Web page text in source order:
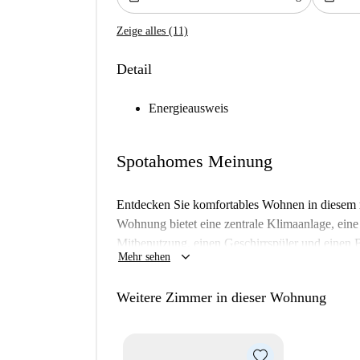
Zeige alles (11)
Detail
Energieausweis
Spotahomes Meinung
Entdecken Sie komfortables Wohnen in
Wohnung bietet eine zentrale Klimaanlage,
Mitbenutzung, einen Geschirrspüler und einen
für Mieter, die Wert auf Komfort legen: Alle
Old Street. So sind alle Annehmlichkeiten und
Mehr sehen keyboard_arrow_down
Weitere Zimmer in dieser Wohnung